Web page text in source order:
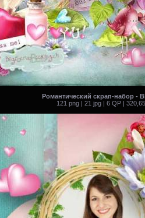
Романтический скрап-набор -
121 png | 21 jpg | 6 QP |